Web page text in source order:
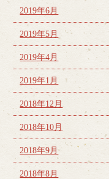
2019年6月
2019年5月
2019年4月
2019年1月
2018年12月
2018年10月
2018年9月
2018年8月